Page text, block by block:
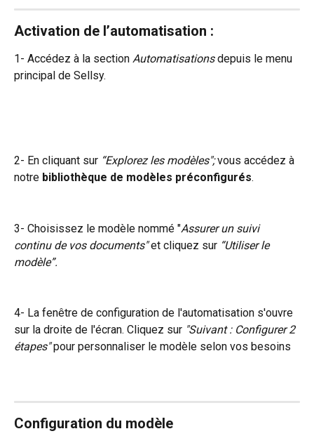
Activation de l’automatisation :
1- Accédez à la section Automatisations depuis le menu
principal de Sellsy.
2- En cliquant sur “Explorez les modèles"; vous accédez à
notre bibliothèque de modèles préconfigurés.
3- Choisissez le modèle nommé "Assurer un suivi
continu de vos documents" et cliquez sur “Utiliser le
modèle”.
4- La fenêtre de configuration de l'automatisation s'ouvre
sur la droite de l'écran. Cliquez sur "Suivant : Configurer 2
étapes" pour personnaliser le modèle selon vos besoins
Configuration du modèle